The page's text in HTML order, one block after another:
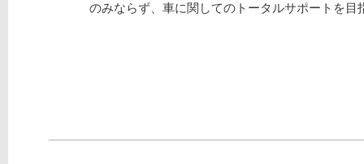
のみならず、車に関してのトータルサポートを目